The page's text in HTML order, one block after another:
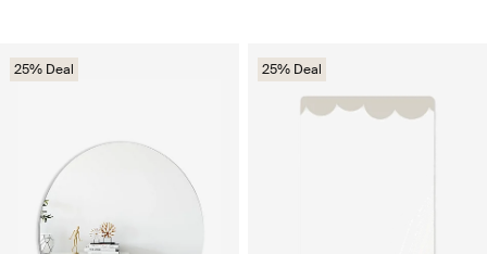
25% Deal 25% Deal